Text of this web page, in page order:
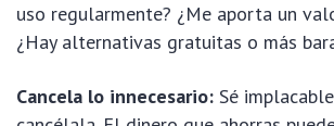
uso regularmente? ¿Me aporta un
¿Hay alternativas gratuitas o más
Cancela lo innecesario: Sé